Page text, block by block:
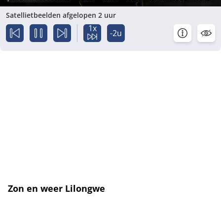
Satellietbeelden afgelopen 2 uur
1x -2u
Zon en weer Lilongwe